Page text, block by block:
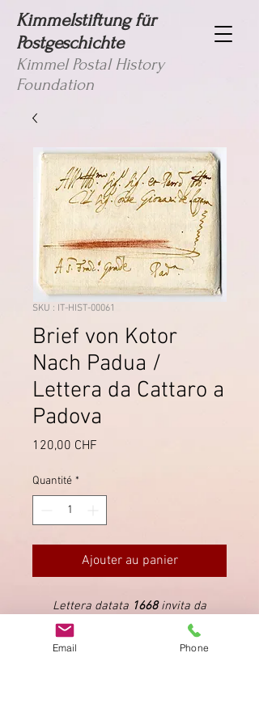
Kimmelstiftung für
Postgeschichte
Kimmel Postal History
Foundation
SKU : IT-HIST-00061
Brief von Kotor
Nach Padua /
Lettera da Cattaro a
Padova
120,00 CHF
Quantité *
Ajouter au panier
Lettera datata 1668invita da
Cattaro (all'epoca sotto il dominio
veneziano) al Conte Giovanni de
Email Phone